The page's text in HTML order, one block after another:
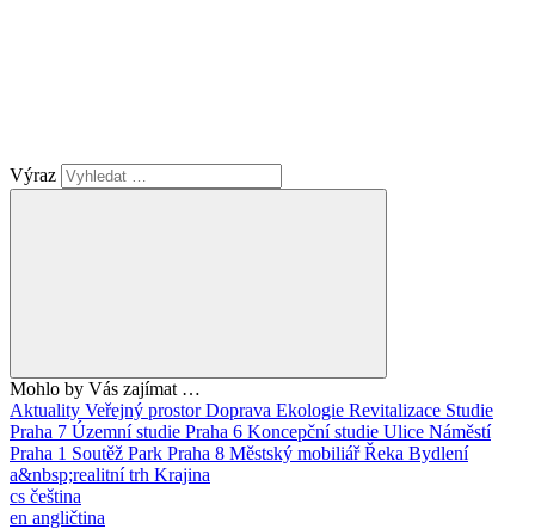
Výraz
Mohlo by Vás zajímat …
Aktuality Veřejný prostorDoprava Ekologie Revitalizace Studie
Praha 7 Územní studie Praha 6 Koncepční studie Ulice Náměstí
Praha 1 Soutěž Park Praha 8 Městský mobiliářŘeka Bydlení
a&nbsp;realitní trh Krajina
cs čeština
en angličtina